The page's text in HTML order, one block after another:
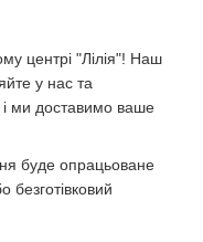
центрі "Лілія"! Наш
у нас та
і ми доставимо ваше
буде опрацьоване